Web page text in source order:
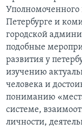
Уполномоченного
Петербурге и
городской
подобные
развития у
изучению
человека и
пониманию
системе,
личности,